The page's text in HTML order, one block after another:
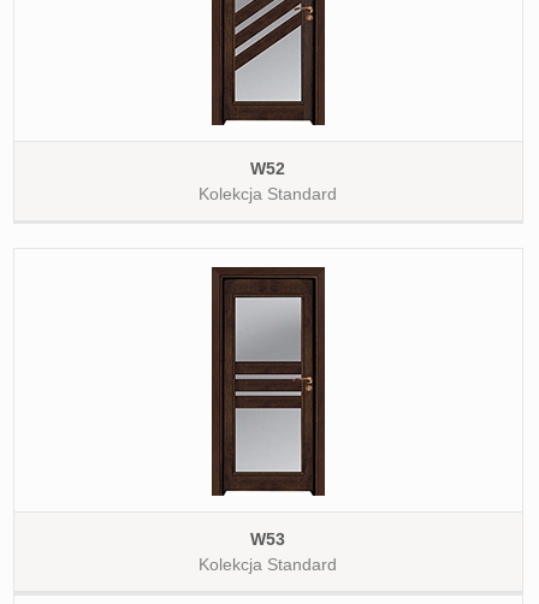
W52
Kolekcja Standard
W53
Kolekcja Standard